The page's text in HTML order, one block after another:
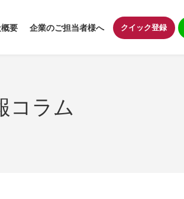
要 企業のご担当者様へ クイック登録
コラム